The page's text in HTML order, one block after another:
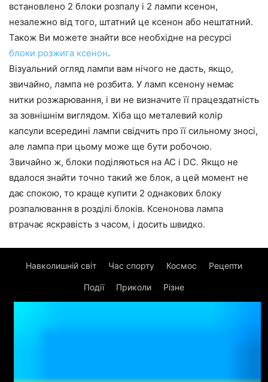
встановлено 2 блоки розпалу і 2 лампи ксенон,
незалежно від того, штатний це ксенон або нештатний.
Також Ви можете знайти все необхідне на ресурсі
блоки розжига ксенон.
Візуальний огляд лампи вам нічого не дасть, якщо,
звичайно, лампа не розбита. У ламп ксенону немає
нитки розжарювання, і ви не визначите її працездатність
за зовнішнім виглядом. Хіба що металевий колір
капсули всередині лампи свідчить про її сильному зносі,
але лампа при цьому може ще бути робочою.
Звичайно ж, блоки поділяються на AC і DC. Якщо не
вдалося знайти точно такий же блок, а цей момент не
дає спокою, то краще купити 2 однакових блоку
розпалювання в розділі блоків. Ксенонова лампа
втрачає яскравість з часом, і досить швидко.
Навколишній світ Час спорту Космос Рецепти
Події Приколи Різне